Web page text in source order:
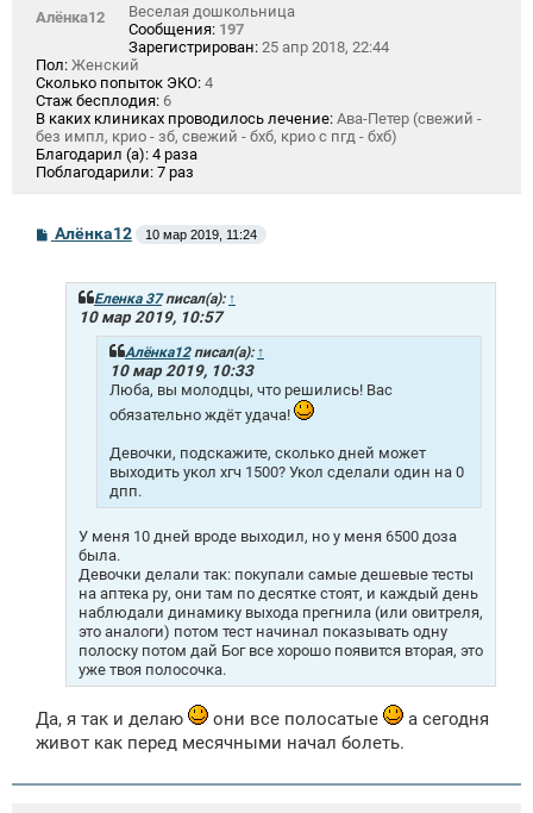
Алёнка12
Веселая дошкольница
Сообщения: 197
Зарегистрирован: 25 апр 2018, 22:44
Пол: Женский
Сколько попыток ЭКО: 4
Стаж бесплодия: 6
В каких клиниках проводилось лечение: Ава-Петер (свежий -
без импл, крио - зб, свежий - бхб, крио с пгд - бхб)
Благодарил (а): 4 раза
Поблагодарили: 7 раз
С
о
Алёнка12 10 мар 2019, 11:24
Еленка 37писал(а): ↑
10 мар 2019, 10:57
Алёнка12писал(а): ↑
10 мар 2019, 10:33
Люба, вы молодцы, что решились! Вас
обязательно ждёт удача!
Девочки, подскажите, сколько дней может
выходить укол хгч 1500? Укол сделали один на 0
дпп.
У меня 10 дней вроде выходил, но у меня 6500 доза
была.
Девочки делали так: покупали самые дешевые тесты
на аптека ру, они там по десятке стоят, и каждый день
наблюдали динамику выхода прегнила (или овитреля,
это аналоги) потом тест начинал показывать одну
полоску потом дай Бог все хорошо появится вторая, это
уже твоя полосочка.
Да, я так и делаю они все полосатые
а сегодня
живот как перед месячными начал болеть.